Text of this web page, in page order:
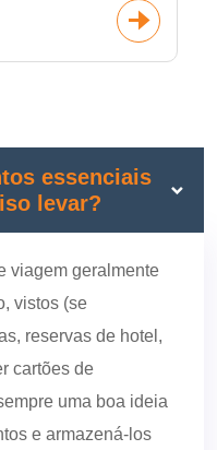
essenciais
levar?
viagem geralmente
vistos (se
reservas de hotel,
cartões de
uma boa ideia
e armazená-los